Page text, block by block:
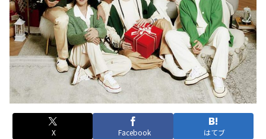
X Facebook はてブ